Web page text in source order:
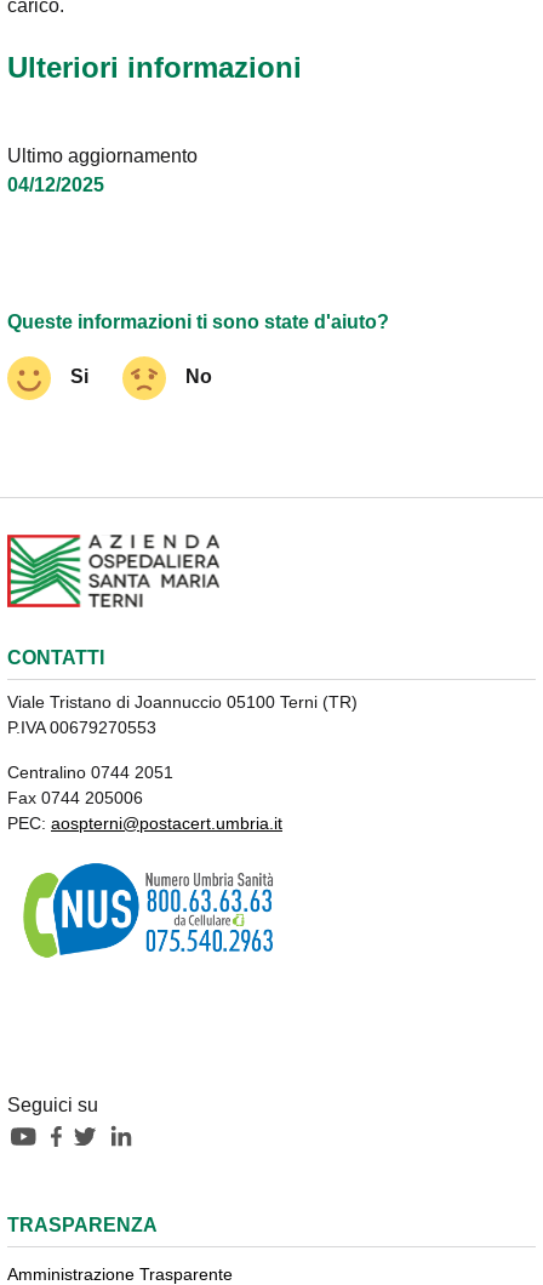
carico.
Ulteriori informazioni
Ultimo aggiornamento
04/12/2025
Queste informazioni ti sono state d'aiuto?
Si No
CONTATTI
Viale Tristano di Joannuccio 05100 Terni (TR)
P.IVA 00679270553
Centralino 0744 2051
Fax 0744 205006
PEC: aospterni@postacert.umbria.it
Seguici su
TRASPARENZA
Amministrazione Trasparente